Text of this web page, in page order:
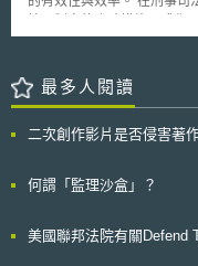
世界 支持澳洲各地建立電池
供應全球一半的鋰，但是其
電池戰略」的發布顯示澳洲
一席之地的企圖心。
名。 2、以電子方式寄送訴訟文件。 3、以虛擬方式參加刑事法庭。 4、提
亦新增兩項數位創新條款，
Sharing Capability, 下稱DESC）平臺來進行
法革新與家庭暴力審查法案
DESC可透過多種身分驗證
止數位證據在上傳DESC後
最多人閱讀
二次創作影片是否侵害著
何謂「監理沙盒」？
美國聯邦法院有關Defend